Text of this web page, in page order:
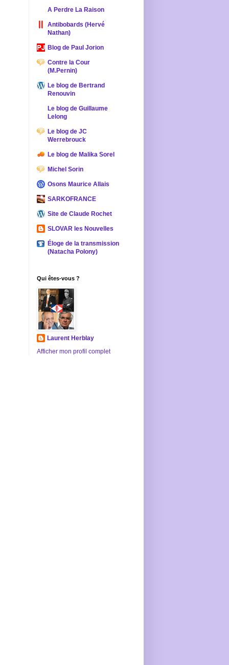
A Perdre La Raison
Antibobards (Hervé
Nathan)
Blog de Paul Jorion
Contre la Cour
(M.Pernin)
Le blog de Bertrand
Renouvin
Le blog de Guillaume
Lelong
Le blog de JC
Werrebrouck
Le blog de Malika Sorel
Michel Sorin
Osons Maurice Allais
SARKOFRANCE
Site de Claude Rochet
SLOVAR les Nouvelles
Éloge de la transmission
(Natacha Polony)
Qui êtes-vous ?
Laurent Herblay
Afficher mon profil complet